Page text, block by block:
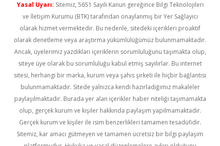
Yasal Uyarı: Sitemiz, 5651 Sayılı Kanun gereğince Bilgi Teknolojileri
ve İletişim Kurumu (BTK) tarafından onaylanmış bir Yer Sağlayıcı
olarak hizmet vermektedir. Bu nedenle, sitedeki içerikleri proaktif
olarak denetleme veya araştırma yükümlülüğümüz bulunmamaktadır.
Ancak, üyelerimiz yazdıkları içeriklerin sorumluluğunu taşımakta olup,
siteye üye olarak bu sorumluluğu kabul etmiş sayılırlar. Bu internet
sitesi, herhangi bir marka, kurum veya şahıs şirketi ile hiçbir bağlantısı
bulunmamaktadır. Sitede yalnızca kendi hazırladığımız makaleler
paylaşılmaktadır. Burada yer alan içerikler haber niteliği taşımamakta
olup, gerçek kurum ve kişiler hakkında paylaşım yapılmamaktadır.
Gerçek kurum ve kişiler ile isim benzerlikleri tamamen tesadüfidir.
Sitemiz, kar amacı gütmeyen ve tamamen ücretsiz bir bilgi paylaşım